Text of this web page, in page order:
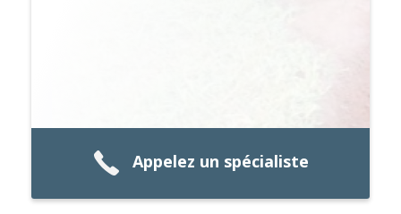
Appelez un spécialiste